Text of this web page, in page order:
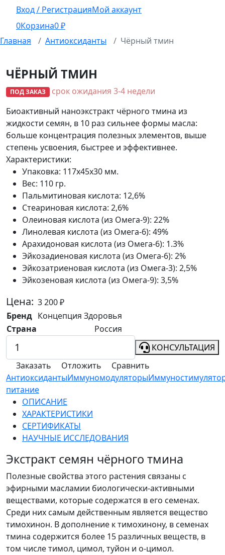
Вход / РегистрацияМой аккаунт
0Корзина0₽
Главная
Антиоксиданты Чёрный тмин
ЧЁРНЫЙ ТМИН
ПОД ЗАКАЗ
срок ожидания 3-4 недели
Биоактивный наноэкстракт чёрного тмина из
жидкости семян, в 10 раз сильнее формы масла:
больше концентрация полезных элементов, выше
степень усвоения, быстрее и эффективнее.
Характеристики:
Упаковка: 117х45х30 мм.
Вес: 110 гр.
Пальмитиновая кислота: 12,6%
Стеариновая кислота: 2,6%
Олеиновая кислота (из Омега-9): 22%
Линолевая кислота (из Омега-6): 49%
Арахидоновая кислота (из Омега-6): 1.3%
Эйкозадиеновая кислота (из Омега-6): 2%
Эйкозатриеновая кислота (из Омега-3): 2,5%
Эйкозеновая кислота (из Омега-9): 3,5%
Цена: 3 200₽
Бренд Концепция Здоровья
Страна
Россия
КОНСУЛЬТАЦИЯ
Заказать
Отложить
Сравнить
АнтиоксидантыИммуномодуляторы
питание
ОПИСАНИЕ
ХАРАКТЕРИСТИКИ
СЕРТИФИКАТЫ
НАУЧНЫЕ ИССЛЕДОВАНИЯ
Экстракт семян чёрного тмина
Полезные свойства этого растения связаны с
эфирными масламии биологически-активными
веществами, которые содержатся в его семенах.
Среди них самым действенным является вещество
тимохинон. В дополнение к тимохинону, в семенах
тмина содержится более 15 различных веществ, в
том числе тимол, цимол, туйон и о-цимол.